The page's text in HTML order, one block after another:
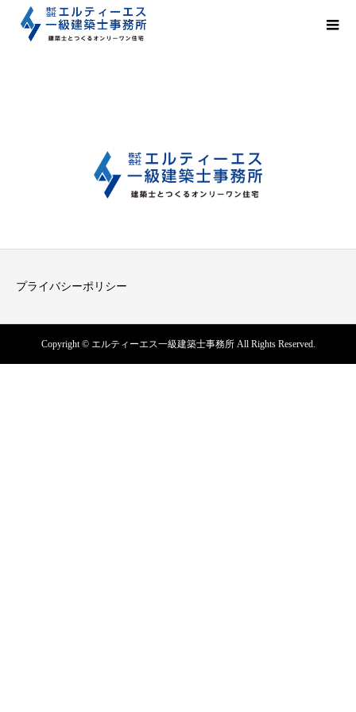
プライバシーポリシー
Copyright © エルティーエス一級建築士事務所 All Rights Reserved.